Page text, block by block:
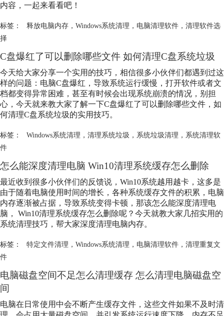
内容，一起来看看吧！
标签： 释放电脑内存， Windows系统清理 ， 电脑清理软件， 清理软件选
择
C盘爆红了可以删除哪些文件 如何清理C盘系统垃圾
今天给大家分享一个实用的技巧，相信很多小伙伴们都遇到过这
样的问题：电脑C盘爆红，导致系统运行缓慢，打开软件或者文
档都变得异常困难，甚至有时候会出现系统崩溃的情况，别担
心，今天就来教大家了解一下C盘爆红了可以删除哪些文件，如
何清理C盘系统垃圾的实用技巧。
标签： Windows系统清理 ， 清理系统垃圾 ， 系统垃圾清理 ， 系统清理软
件
怎么能深度清理电脑 Win10清理系统缓存怎么删除
最近收到很多小伙伴们的反馈说，Win10系统越用越卡，这多是
由于随着电脑使用时间的增长，各种系统缓存文件的积累，电脑
内存逐渐被占据，导致系统变得卡顿，那该怎么能深度清理电
脑， Win10清理系统缓存怎么删除呢？今天就教大家几招实用的
系统清理技巧，帮大家深度清理电脑内存。
标签： 特定文件清理 ， Windows系统清理 ， 电脑清理软件， 清理重复文
件
电脑磁盘空间不足怎么清理缓存 怎么清理电脑磁盘空
间
电脑在日常使用中会不断产生缓存文件，这些文件如果不及时清